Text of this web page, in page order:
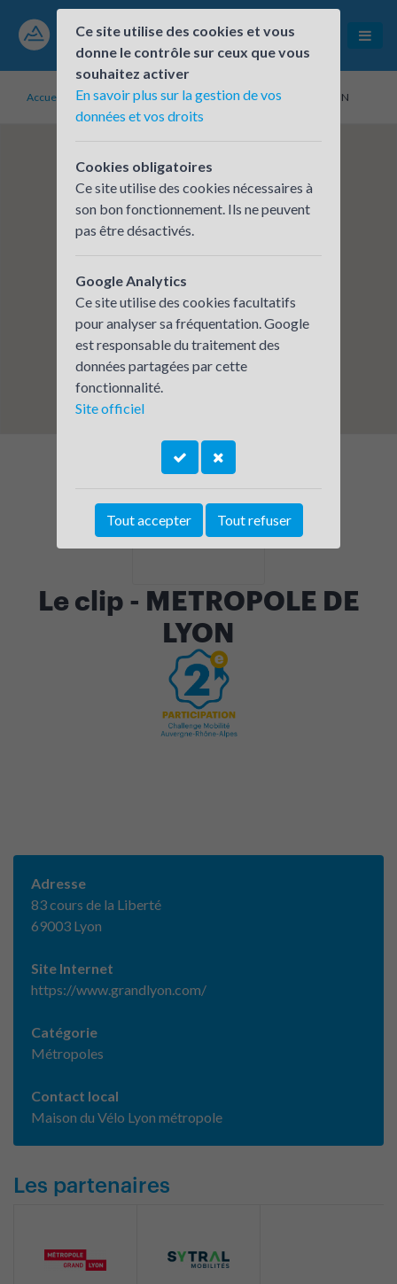
Accueil Établissements inscrits Le clip - METROPOLE DE LYON
Le clip - METROPOLE DE
LYON
Adresse
83 cours de la Liberté
69003 Lyon
Site Internet
https://www.grandlyon.com/
Catégorie
Métropoles
Contact local
Maison du Vélo Lyon métropole
Les partenaires
Ce site utilise des cookies et vous
donne le contrôle sur ceux que vous
souhaitez activer
En savoir plus sur la gestion de vos
données et vos droits
Cookies obligatoires
Ce site utilise des cookies nécessaires à
son bon fonctionnement. Ils ne peuvent
pas être désactivés.
Google Analytics
Ce site utilise des cookies facultatifs
pour analyser sa fréquentation. Google
est responsable du traitement des
données partagées par cette
fonctionnalité.
Site officiel
Tout accepter Tout refuser